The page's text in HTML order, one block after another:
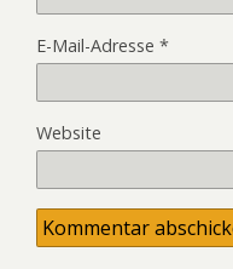
E-Mail-Adresse *
Website